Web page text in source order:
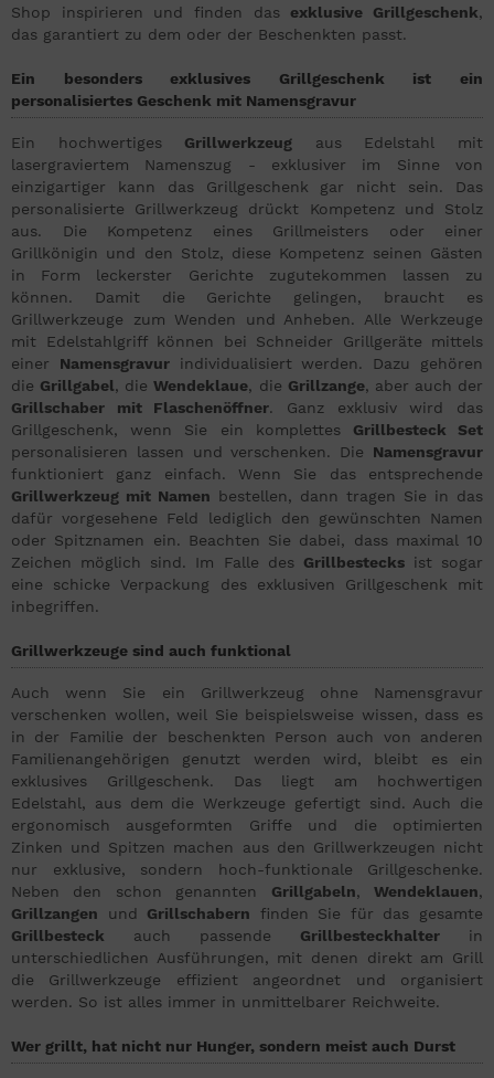
Shop inspirieren und finden das exklusive Grillgeschenk,
das garantiert zu dem oder der Beschenkten passt.
Ein besonders exklusives Grillgeschenk ist ein
personalisiertes Geschenk mit Namensgravur
Ein hochwertiges Grillwerkzeug aus Edelstahl mit
lasergraviertem Namenszug - exklusiver im Sinne von
einzigartiger kann das Grillgeschenk gar nicht sein. Das
personalisierte Grillwerkzeug drückt Kompetenz und Stolz
aus. Die Kompetenz eines Grillmeisters oder einer
Grillkönigin und den Stolz, diese Kompetenz seinen Gästen
in Form leckerster Gerichte zugutekommen lassen zu
können. Damit die Gerichte gelingen, braucht es
Grillwerkzeuge zum Wenden und Anheben. Alle Werkzeuge
mit Edelstahlgriff können bei Schneider Grillgeräte mittels
einer Namensgravurindividualisiert werden. Dazu gehören
die Grillgabel, dieWendeklaue, die Grillzange, aber auch der
Grillschaber mit Flaschenöffner. Ganz exklusiv wird das
Grillgeschenk, wenn Sie ein komplettes Grillbesteck Set
personalisieren lassen und verschenken. Die Namensgravur
funktioniert ganz einfach. Wenn Sie das entsprechende
Grillwerkzeug mit Namen bestellen, dann tragen Sie in das
dafür vorgesehene Feld lediglich den gewünschten Namen
oder Spitznamen ein. Beachten Sie dabei, dass maximal 10
Zeichen möglich sind. Im Falle des Grillbestecksist sogar
eine schicke Verpackung des exklusiven Grillgeschenk mit
inbegriffen.
Grillwerkzeuge sind auch funktional
Auch wenn Sie ein Grillwerkzeug ohne Namensgravur
verschenken wollen, weil Sie beispielsweise wissen, dass es
in der Familie der beschenkten Person auch von anderen
Familienangehörigen genutzt werden wird, bleibt es ein
exklusives Grillgeschenk. Das liegt am hochwertigen
Edelstahl, aus dem die Werkzeuge gefertigt sind. Auch die
ergonomisch ausgeformten Griffe und die optimierten
Zinken und Spitzen machen aus den Grillwerkzeugen nicht
nur exklusive, sondern hoch-funktionale Grillgeschenke.
Neben den schon genannten Grillgabeln,Wendeklauen,
Grillzangen und Grillschabern finden Sie für das gesamte
Grillbesteck auch passende Grillbesteckhalter in
unterschiedlichen Ausführungen, mit denen direkt am Grill
die Grillwerkzeuge effizient angeordnet und organisiert
werden. So ist alles immer in unmittelbarer Reichweite.
Wer grillt, hat nicht nur Hunger, sondern meist auch Durst